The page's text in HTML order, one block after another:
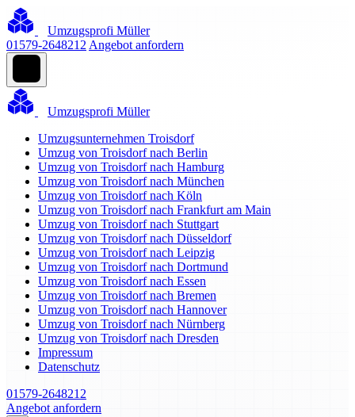
Umzugsprofi Müller
01579-2648212 Angebot anfordern
Umzugsprofi Müller
Umzugsunternehmen Troisdorf
Umzug von Troisdorf nach Berlin
Umzug von Troisdorf nach Hamburg
Umzug von Troisdorf nach München
Umzug von Troisdorf nach Köln
Umzug von Troisdorf nach Frankfurt am Main
Umzug von Troisdorf nach Stuttgart
Umzug von Troisdorf nach Düsseldorf
Umzug von Troisdorf nach Leipzig
Umzug von Troisdorf nach Dortmund
Umzug von Troisdorf nach Essen
Umzug von Troisdorf nach Bremen
Umzug von Troisdorf nach Hannover
Umzug von Troisdorf nach Nürnberg
Umzug von Troisdorf nach Dresden
Impressum
Datenschutz
01579-2648212
Angebot anfordern